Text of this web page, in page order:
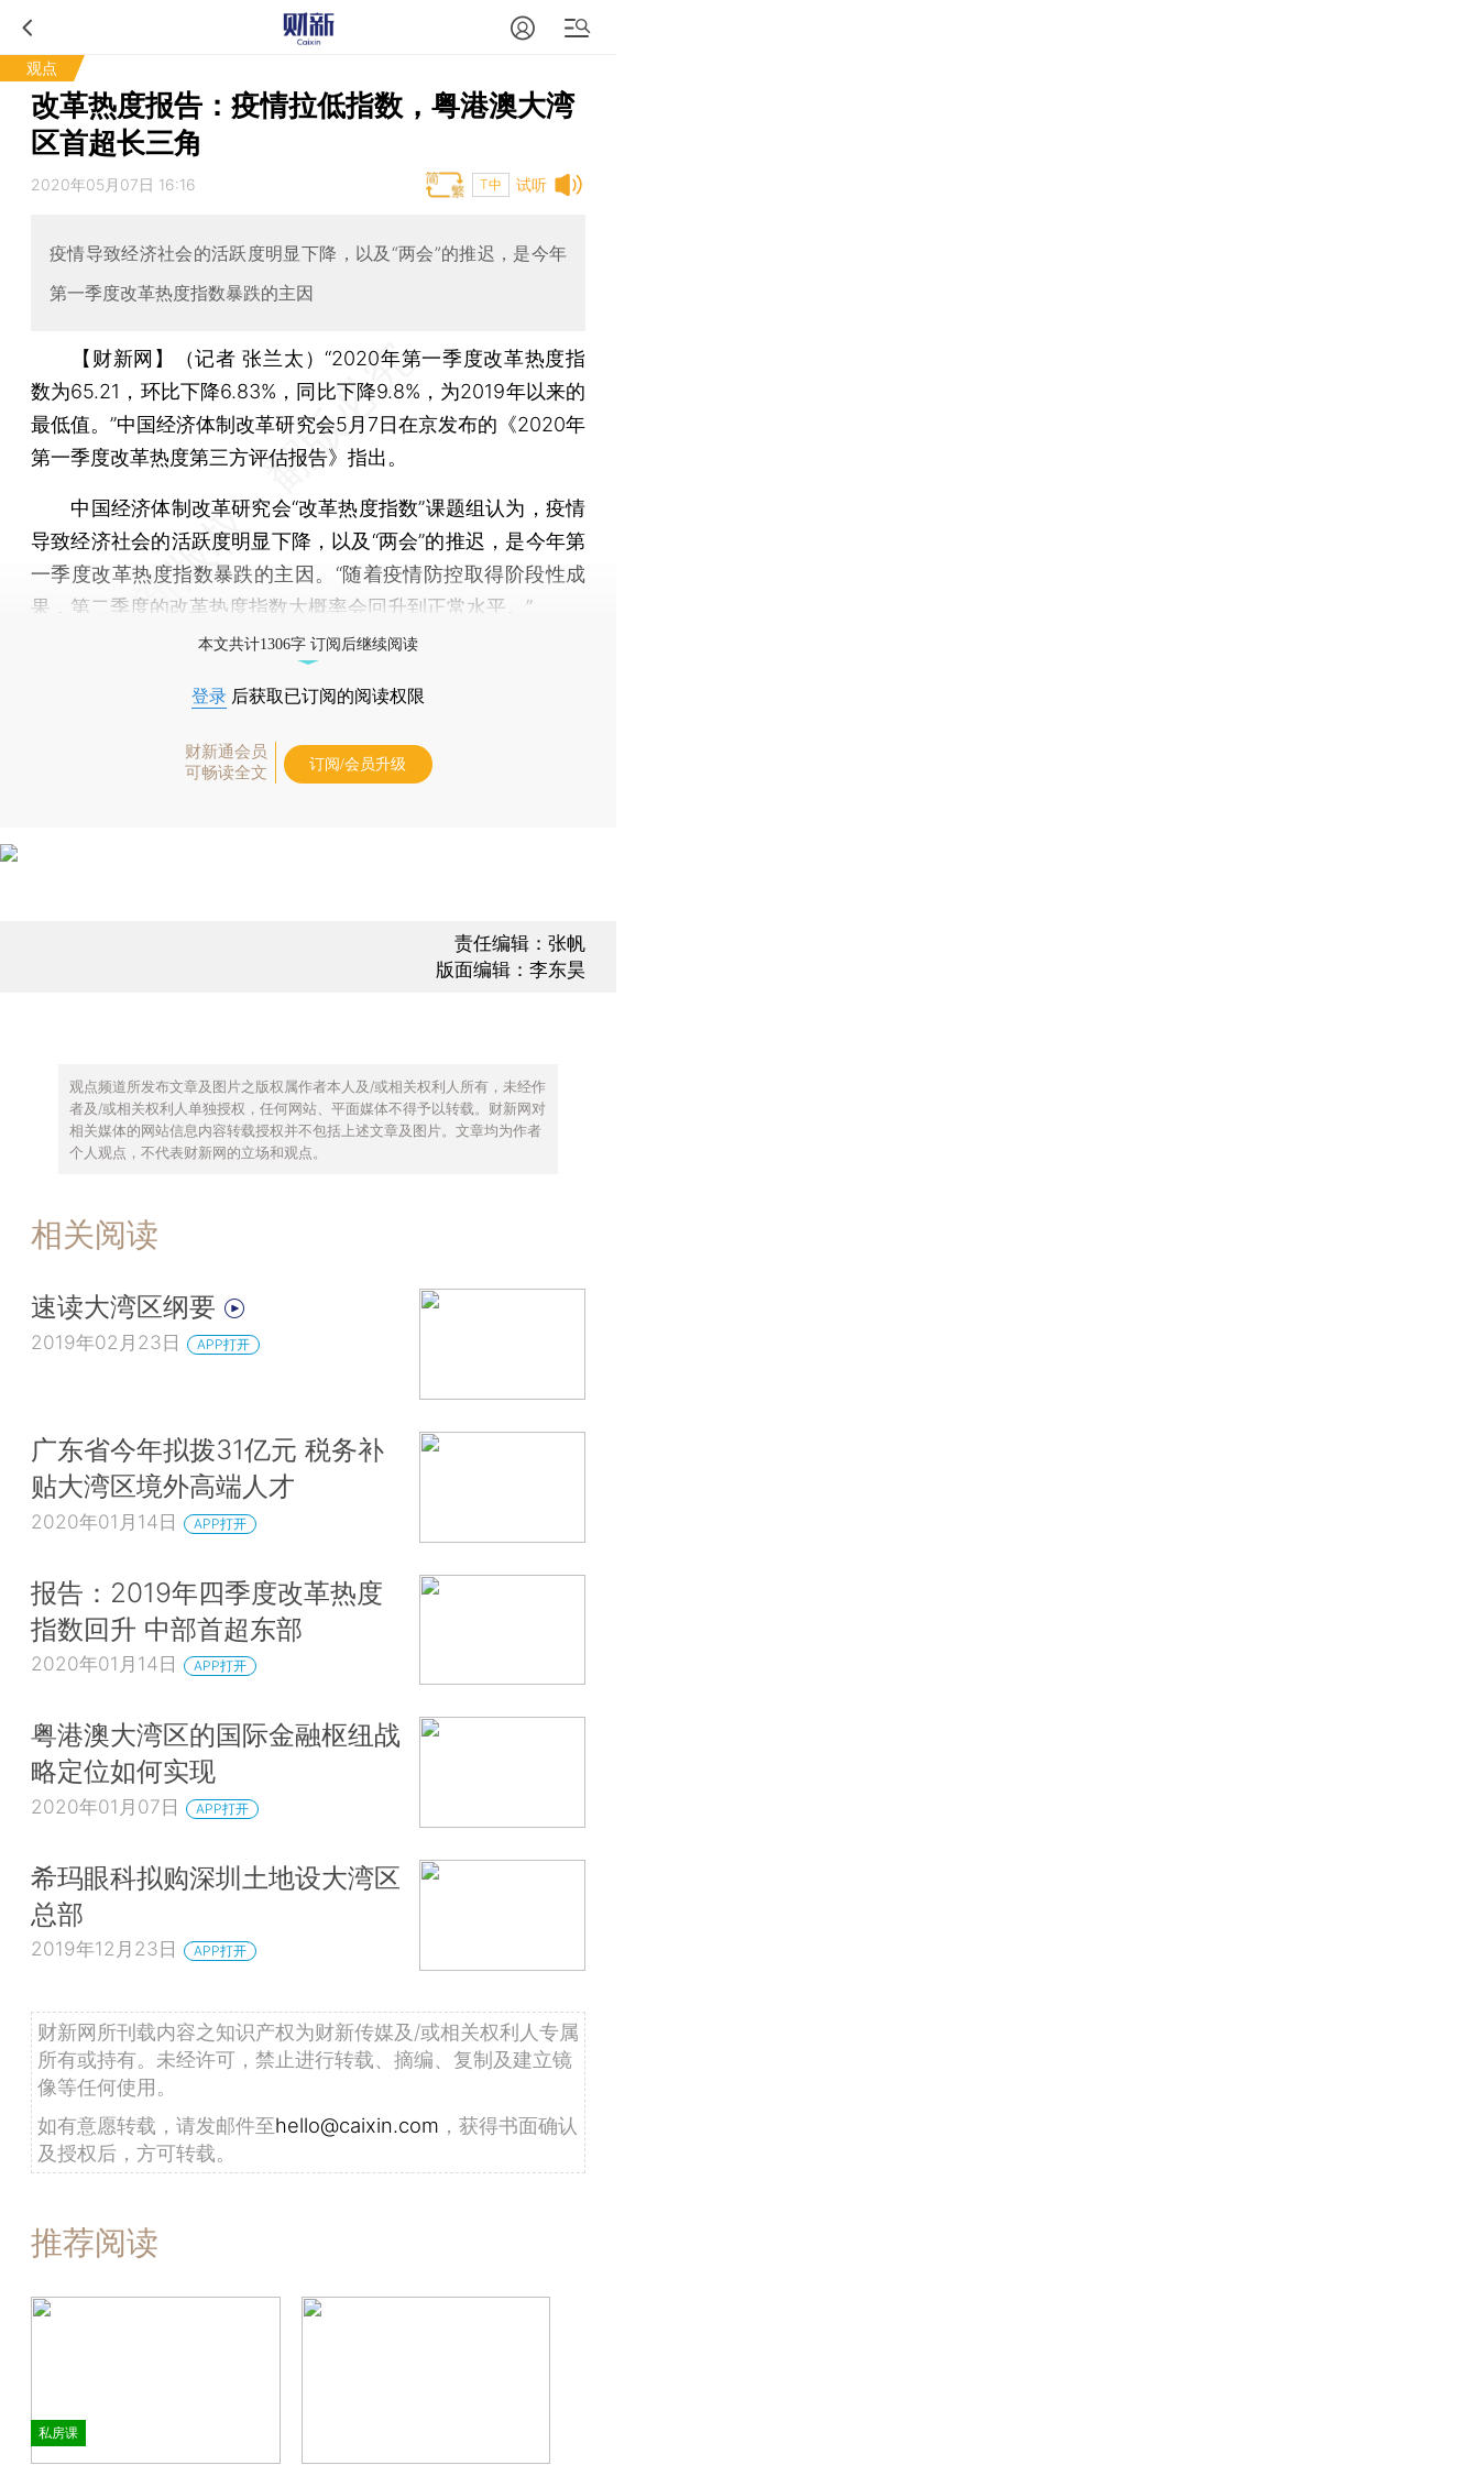
观点
改革热度报告：疫情拉低指数，粤港澳大湾
区首超长三角
试听
2020年05月07日 16:16 T中
疫情导致经济社会的活跃度明显下降，以及“两会”的推迟，是今年
第一季度改革热度指数暴跌的主因
【财新网】（记者 张兰太）“2020年第一季度改革热度指
数为65.21，环比下降6.83%，同比下降9.8%，为2019年以来的
最低值。”中国经济体制改革研究会5月7日在京发布的《2020年
第一季度改革热度第三方评估报告》指出。
中国经济体制改革研究会“改革热度指数”课题组认为，疫情
导致经济社会的活跃度明显下降，以及“两会”的推迟，是今年第
一季度改革热度指数暴跌的主因。“随着疫情防控取得阶段性成
果，第二季度的改革热度指数大概率会回升到正常水平。”
本文共计1306字 订阅后继续阅读
登录 后获取已订阅的阅读权限
财新通会员
可畅读全文
订阅/会员升级
责任编辑：张帆
版面编辑：李东昊
观点频道所发布文章及图片之版权属作者本人及/或相关权利人所有，未经作
者及/或相关权利人单独授权，任何网站、平面媒体不得予以转载。财新网对
相关媒体的网站信息内容转载授权并不包括上述文章及图片。文章均为作者
个人观点，不代表财新网的立场和观点。
相关阅读
速读大湾区纲要
2019年02月23日 APP打开
广东省今年拟拨31亿元 税务补
贴大湾区境外高端人才
2020年01月14日 APP打开
报告：2019年四季度改革热度
指数回升 中部首超东部
2020年01月14日 APP打开
粤港澳大湾区的国际金融枢纽战
略定位如何实现
2020年01月07日 APP打开
希玛眼科拟购深圳土地设大湾区
总部
2019年12月23日 APP打开
财新网所刊载内容之知识产权为财新传媒及/或相关权利人专属
所有或持有。未经许可，禁止进行转载、摘编、复制及建立镜
像等任何使用。
如有意愿转载，请发邮件至hello@caixin.com ，获得书面确认
及授权后，方可转载。
推荐阅读
私房课